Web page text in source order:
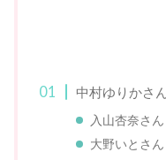
中村ゆりかさ
入山杏奈さん
大野いとさん